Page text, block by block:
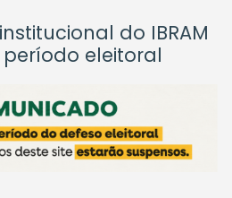
do IBRAM
eleitoral